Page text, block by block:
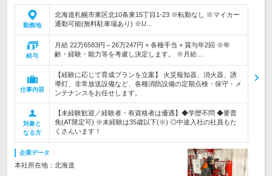
勤務地
北海道札幌市東区北10条東15丁目1-23 ※転勤なし ※マイカー
通勤可能(無料駐車場あり) ※U…
給与
月給 22万6583円～26万247円 + 各種手当 + 賞与年2回 ※年
齢・経験・能力等を考慮し決定します。 ※月給…
仕事内容
【経験に応じて育成プランを立案】 火災報知器、消火器、誘
導灯、非常放送設備など、各種消防設備の定期点検・保守・メ
ンテナンスをお任せします。
対象と
なる方
【未経験歓迎／経験者・有資格者は優遇】◆学歴不問 ◆要普
免(AT限定可) ※未経験は35歳以下(※) ◎中途入社の社員もた
くさんいます！
企業データ
本社所在地：北海道